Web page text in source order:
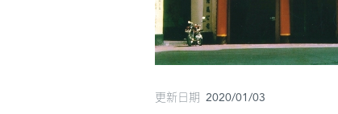
更新日期 2020/01/03